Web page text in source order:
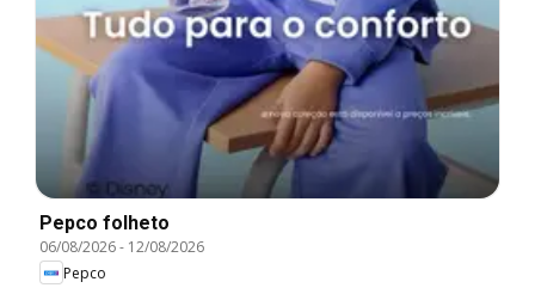
Pepco folheto
06/08/2026- 12/08/2026
Pepco